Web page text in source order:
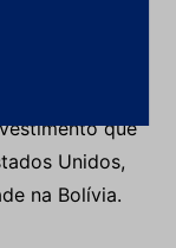
que
Unidos,
na Bolívia.